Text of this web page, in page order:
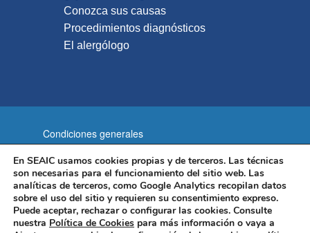
Conozca sus causas
Procedimientos diagnósticos
El alergólogo
Condiciones generales
Política de privacidad
Política de cookies
Aviso legal
Mapa del sitio
En SEAIC usamos cookies propias y de terceros. Las técnicas
son necesarias para el funcionamiento del sitio web. Las
analíticas de terceros, como Google Analytics recopilan datos
sobre el uso del sitio y requieren su consentimiento expreso.
Puede aceptar, rechazar o configurar las cookies. Consulte
nuestra Política de Cookies para más información o vaya a